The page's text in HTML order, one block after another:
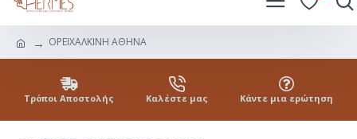
ΟΡΕΙΧΑΛΚΙΝΗ ΑΘΗΝΑ
Τρόποι Αποστολής Καλέστε μας Κάντε μια ερώτηση